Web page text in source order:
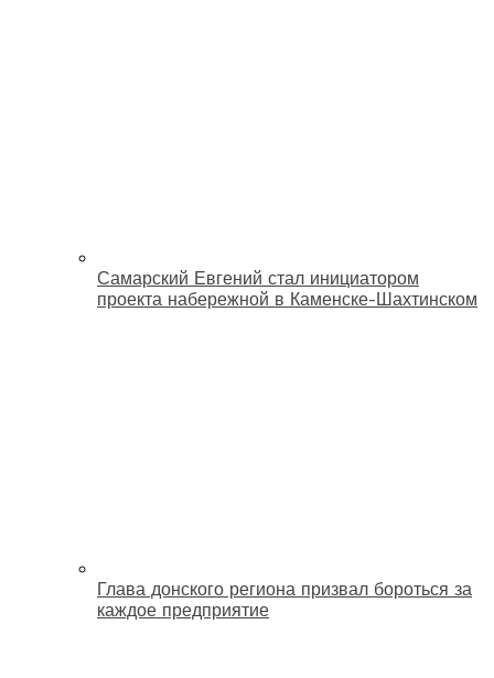
Самарский Евгений стал инициатором
проекта набережной в Каменске-Шахтинском
Глава донского региона призвал бороться за
каждое предприятие